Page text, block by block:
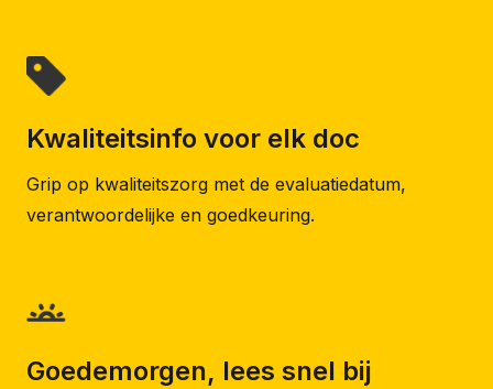
Kwaliteitsinfo voor elk doc
Grip op kwaliteitszorg met de evaluatiedatum,
verantwoordelijke en goedkeuring.
Goedemorgen, lees snel bij